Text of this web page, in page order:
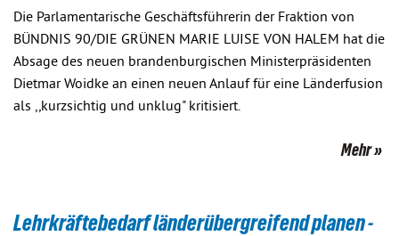
Die Parlamentarische Geschäftsführerin der Fraktion von
BÜNDNIS 90/DIE GRÜNEN MARIE LUISE VON HALEM hat die
Absage des neuen brandenburgischen Ministerpräsidenten
Dietmar Woidke an einen neuen Anlauf für eine Länderfusion
als ,,kurzsichtig und unklug" kritisiert.
Mehr
Lehrkräftebedarf länderübergreifend planen -